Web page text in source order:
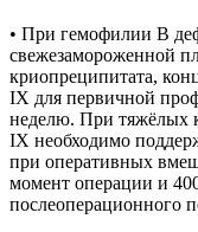
• При гемофилии B
свежезамороженной
криопреципитата,
IX для первичной
неделю. При тяжёлых
IX необходимо
при оперативных
момент операции и
послеоперационного